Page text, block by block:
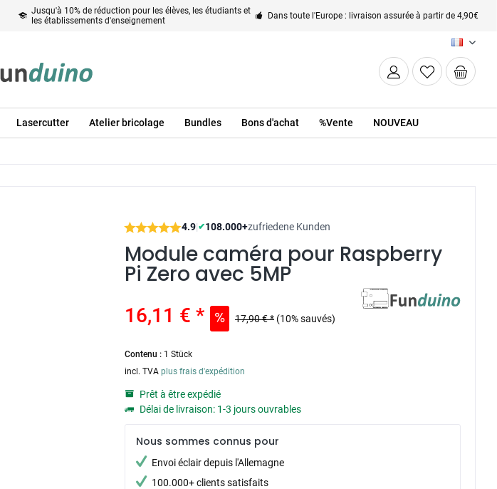
Jusqu'à 10% de réduction pour les élèves, les étudiants et
les établissements d'enseignement
Dans toute l'Europe : livraison assurée à partir de 4,90€
FR
Lasercutter Atelier bricolage Bundles Bons d'achat %Vente NOUVEAU
4.9|✔108.000+zufriedene Kunden
Module caméra pour Raspberry
Pi Zero avec 5MP
16,11 € * 17,90 € * (10% sauvés)
Contenu : 1 Stück
incl. TVAplus frais d'expédition
Prêt à être expédié
Délai de livraison: 1-3 jours ouvrables
Nous sommes connus pour
Envoi éclair depuis l'Allemagne
100.000+ clients satisfaits